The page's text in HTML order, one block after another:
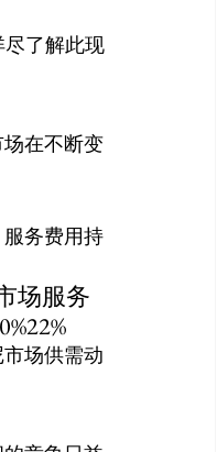
了解此现
在不断变
务费用持
场服务
场供需动